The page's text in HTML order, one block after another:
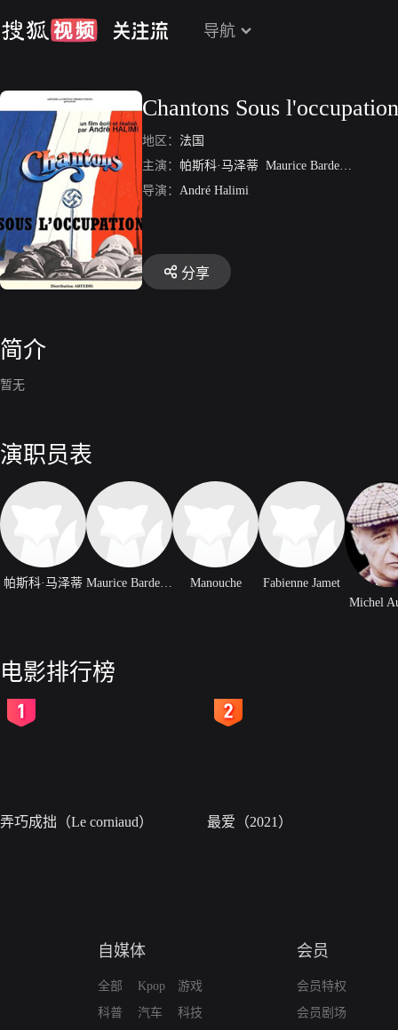
导航
Chantons Sous l'occupation
地区： 法国
主演： 帕斯科·马泽蒂 Maurice Bardeche
导演： André Halimi
分享
简介
暂无
演职员表
帕斯科·马泽蒂 Maurice Bardeche Manouche
Fabienne Jamet
Michel
电影排行榜
弄巧成拙（Le corniaud） 最爱（2021）
自媒体
全部
科普
Kpop
汽车
游戏
科技
会员
会员特权
会员剧场